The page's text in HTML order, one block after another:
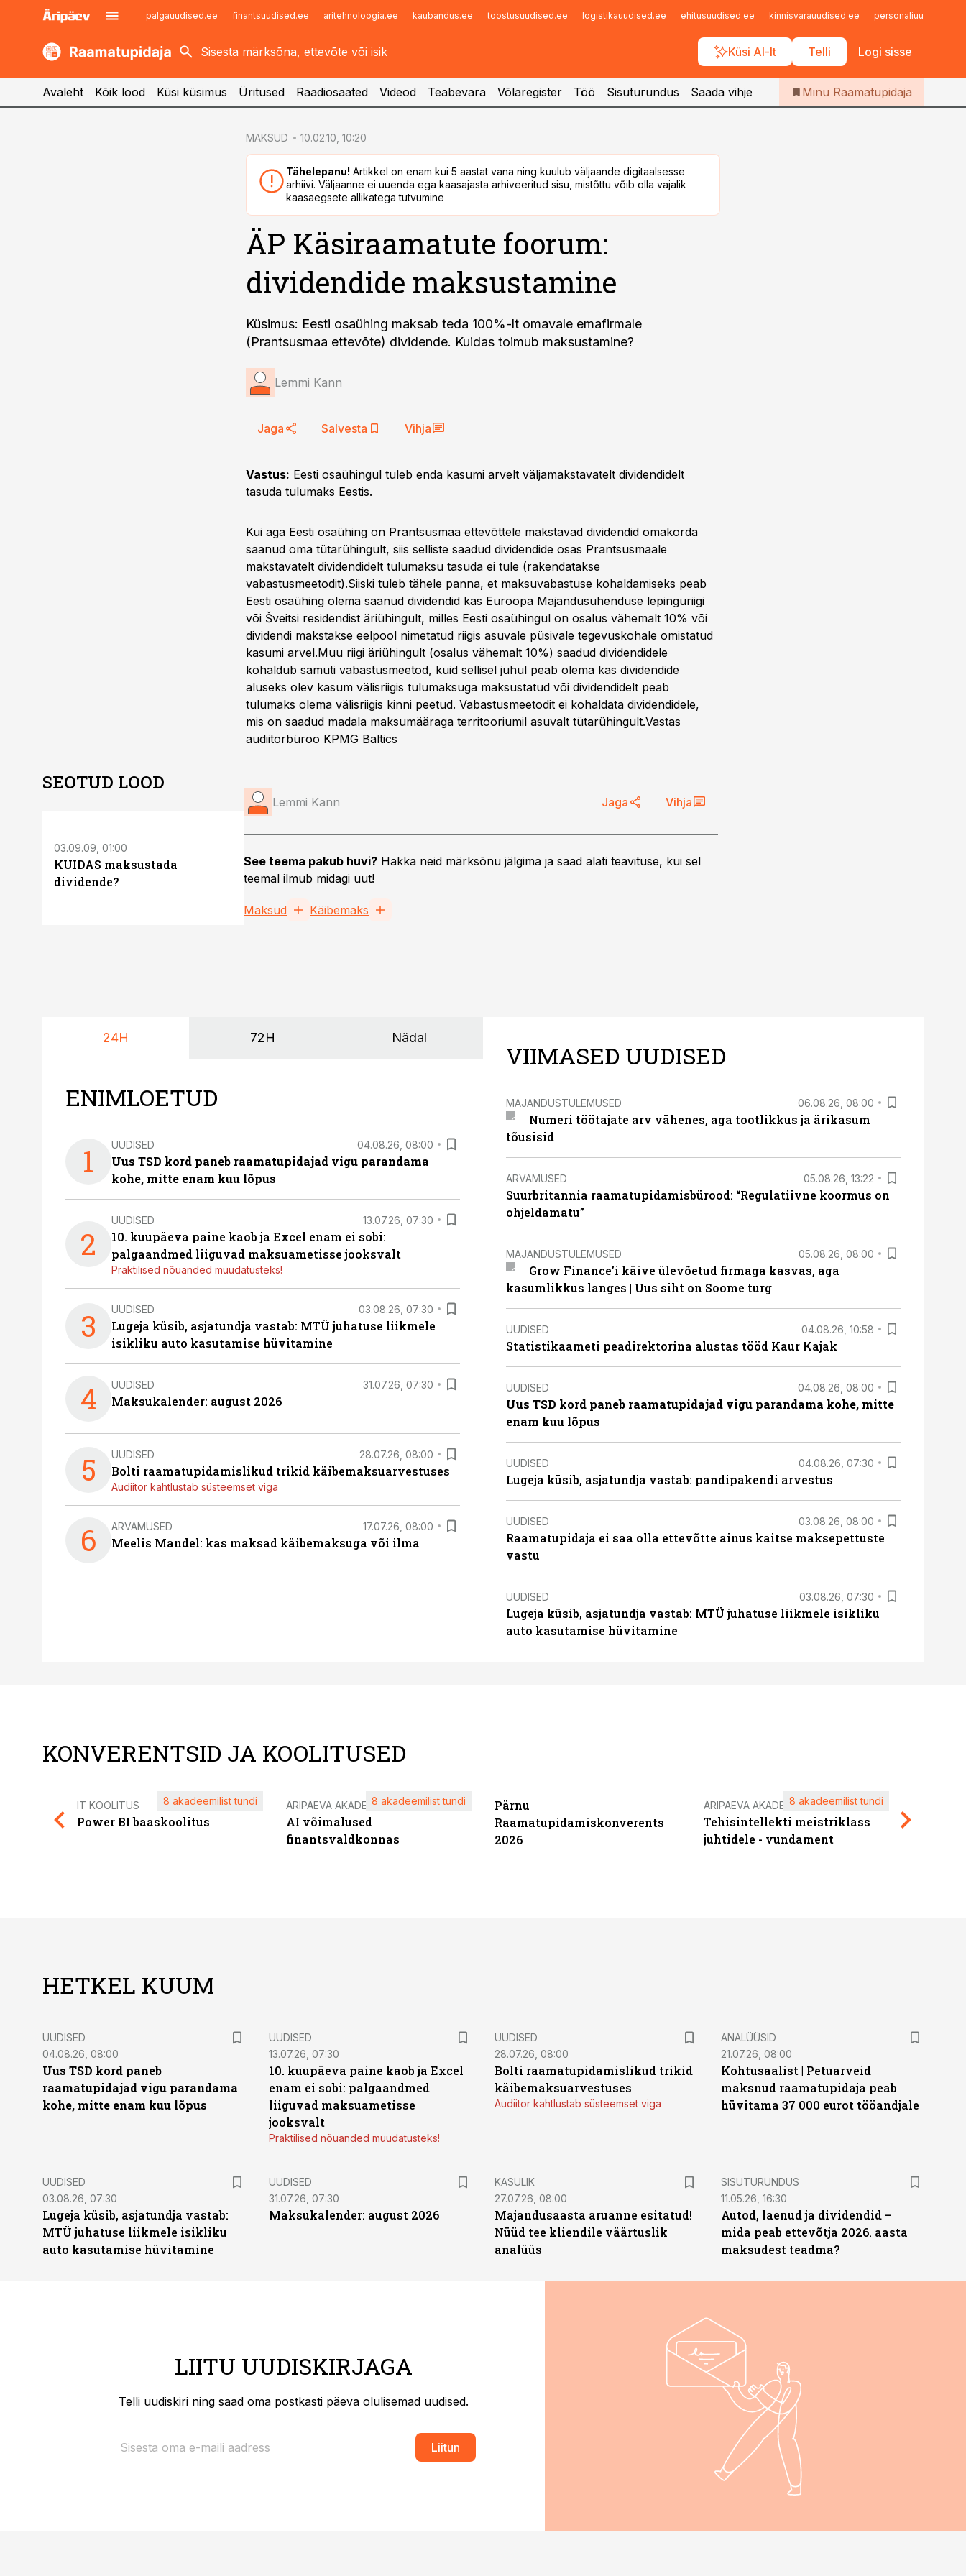
palgauudised.ee finantsuudised.ee aritehnoloogia.ee kaubandus.ee toostusuudised.ee logistikauudised.ee ehitusuudised.ee kinnisvarauudised.ee personaliuudised.ee
Küsi AI-lt Telli Logi sisse
kaubandus.ee
kinnisvarauudised.ee
imelineajalugu.ee
Infopank
Iseteenindus
Telli Raamatupidaja
Avaleht Kõik lood Küsi küsimus Üritused Raadiosaated Videod Teabevara Võlaregister Töö Sisuturundus Saada vihje Minu Raamatupidaja
MAKSUD 10.02.10, 10:20
Tähelepanu! Artikkel on enam kui 5 aastat vana ning kuulub väljaande digitaalsesse
arhiivi. Väljaanne ei uuenda ega kaasajasta arhiveeritud sisu, mistõttu võib olla vajalik
kaasaegsete allikatega tutvumine
ÄP Käsiraamatute foorum:
dividendide maksustamine
Küsimus: Eesti osaühing maksab teda 100%-lt omavale emafirmale
(Prantsusmaa ettevõte) dividende. Kuidas toimub maksustamine?
Lemmi Kann
Jaga Salvesta Vihja
Vastus: Eesti osaühingul tuleb enda kasumi arvelt väljamakstavatelt dividendidelt
tasuda tulumaks Eestis.
Kui aga Eesti osaühing on Prantsusmaa ettevõttele makstavad dividendid omakorda
saanud oma tütarühingult, siis selliste saadud dividendide osas Prantsusmaale
makstavatelt dividendidelt tulumaksu tasuda ei tule (rakendatakse
vabastusmeetodit).Siiski tuleb tähele panna, et maksuvabastuse kohaldamiseks peab
Eesti osaühing olema saanud dividendid kas Euroopa Majandusühenduse lepinguriigi
või Šveitsi residendist äriühingult, milles Eesti osaühingul on osalus vähemalt 10% või
dividendi makstakse eelpool nimetatud riigis asuvale püsivale tegevuskohale omistatud
kasumi arvel.Muu riigi äriühingult (osalus vähemalt 10%) saadud dividendidele
kohaldub samuti vabastusmeetod, kuid sellisel juhul peab olema kas dividendide
aluseks olev kasum välisriigis tulumaksuga maksustatud või dividendidelt peab
tulumaks olema välisriigis kinni peetud. Vabastusmeetodit ei kohaldata dividendidele,
mis on saadud madala maksumääraga territooriumil asuvalt tütarühingult.Vastas
audiitorbüroo KPMG Baltics
Lemmi Kann Jaga Vihja
See teema pakub huvi? Hakka neid märksõnu jälgima ja saad alati teavituse, kui sel
teemal ilmub midagi uut!
Maksud Käibemaks
SEOTUD LOOD
03.09.09, 01:00
KUIDAS maksustada
dividende?
KUIDAS maksta dividende?
Autod, laenud ja dividendid –
24H 72H Nädal
ENIMLOETUD
1 UUDISED 04.08.26, 08:00
Uus TSD kord paneb raamatupidajad vigu parandama
kohe, mitte enam kuu lõpus
2
UUDISED 13.07.26, 07:30
10. kuupäeva paine kaob ja Excel enam ei sobi:
palgaandmed liiguvad maksuametisse jooksvalt
Praktilised nõuanded muudatusteks!
3 UUDISED 03.08.26, 07:30
Lugeja küsib, asjatundja vastab: MTÜ juhatuse liikmele
isikliku auto kasutamise hüvitamine
4 UUDISED 31.07.26, 07:30
Maksukalender: august 2026
5 UUDISED 28.07.26, 08:00
Bolti raamatupidamislikud trikid käibemaksuarvestuses
Audiitor kahtlustab süsteemset viga
6 ARVAMUSED 17.07.26, 08:00
Meelis Mandel: kas maksad käibemaksuga või ilma
VIIMASED UUDISED
MAJANDUSTULEMUSED 06.08.26, 08:00
Numeri töötajate arv vähenes, aga tootlikkus ja ärikasum
tõusisid
ARVAMUSED 05.08.26, 13:22
Suurbritannia raamatupidamisbürood: “Regulatiivne koormus on
ohjeldamatu”
MAJANDUSTULEMUSED 05.08.26, 08:00
Grow Finance’i käive ülevõetud firmaga kasvas, aga
kasumlikkus langes | Uus siht on Soome turg
UUDISED 04.08.26, 10:58
Statistikaameti peadirektorina alustas tööd Kaur Kajak
UUDISED 04.08.26, 08:00
Uus TSD kord paneb raamatupidajad vigu parandama kohe, mitte
enam kuu lõpus
UUDISED 04.08.26, 07:30
Lugeja küsib, asjatundja vastab: pandipakendi arvestus
UUDISED 03.08.26, 08:00
Raamatupidaja ei saa olla ettevõtte ainus kaitse maksepettuste
vastu
UUDISED 03.08.26, 07:30
Lugeja küsib, asjatundja vastab: MTÜ juhatuse liikmele isikliku
auto kasutamise hüvitamine
KONVERENTSID JA KOOLITUSED
IT KOOLITUS
Power BI baaskoolitus
8 akadeemilist tundi ÄRIPÄEVA AKADEEMIA
AI võimalused
finantsvaldkonnas
8 akadeemilist tundi
Pärnu
Raamatupidamiskonverents
2026
ÄRIPÄEVA AKADEEMIA
Tehisintellekti meistriklass
juhtidele - vundament
8 akadeemilist tundi
HETKEL KUUM
UUDISED
04.08.26, 08:00
Uus TSD kord paneb
raamatupidajad vigu parandama
kohe, mitte enam kuu lõpus
UUDISED
13.07.26, 07:30
10. kuupäeva paine kaob ja Excel
enam ei sobi: palgaandmed
liiguvad maksuametisse
jooksvalt
Praktilised nõuanded muudatusteks!
UUDISED
28.07.26, 08:00
Bolti raamatupidamislikud trikid
käibemaksuarvestuses
Audiitor kahtlustab süsteemset viga
ANALÜÜSID
21.07.26, 08:00
Kohtusaalist | Petuarveid
maksnud raamatupidaja peab
hüvitama 37 000 eurot tööandjale
UUDISED
03.08.26, 07:30
Lugeja küsib, asjatundja vastab:
MTÜ juhatuse liikmele isikliku
auto kasutamise hüvitamine
UUDISED
31.07.26, 07:30
Maksukalender: august 2026
KASULIK
27.07.26, 08:00
Majandusaasta aruanne esitatud!
Nüüd tee kliendile väärtuslik
analüüs
ST
SISUTURUNDUS
11.05.26, 16:30
Autod, laenud ja dividendid –
mida peab ettevõtja 2026. aasta
maksudest teadma?
LIITU UUDISKIRJAGA
Telli uudiskiri ning saad oma postkasti päeva olulisemad uudised.
Liitun